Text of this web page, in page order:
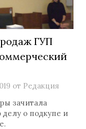
ГУП
от Редакция
зачитала
о подкупе и